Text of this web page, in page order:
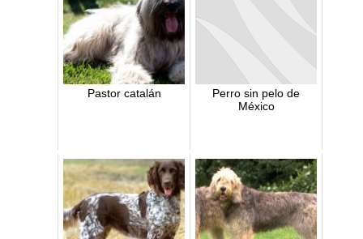
Pastor catalán
Perro sin pelo de
México